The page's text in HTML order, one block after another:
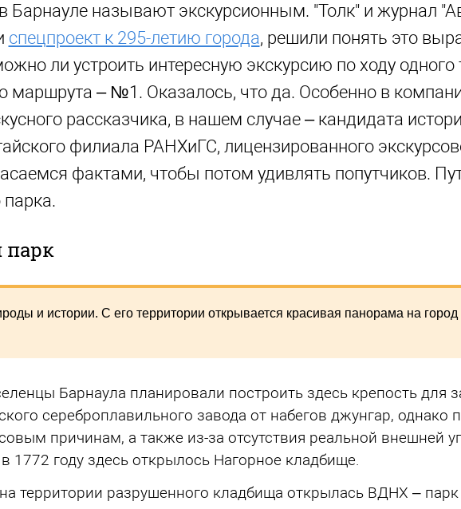
Барнауле называют экскурсионным. "Толк" и журнал
спецпроект к 295-летию города, решили понять это
ли устроить интересную экскурсию по ходу одного
маршрута – №1. Оказалось, что да. Особенно в
рассказчика, в нашем случае – кандидата
филиала РАНХиГС, лицензированного
фактами, чтобы потом удивлять попутчиков.
парка.
парк
и истории. С его территории открывается красивая панорама на город
Барнаула планировали построить здесь крепость для
сереброплавильного завода от набегов джунгар, однако
причинам, а также из-за отсутствия реальной внешней
1772 году здесь открылось Нагорное кладбище.
территории разрушенного кладбища открылась ВДНХ – парк